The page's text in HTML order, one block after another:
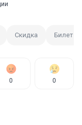
Скидка Билет
0 0